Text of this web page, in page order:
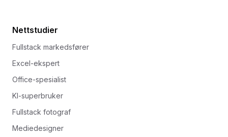
Nettstudier
Fullstack markedsfører
Excel-ekspert
Office-spesialist
KI-superbruker
Fullstack fotograf
Mediedesigner